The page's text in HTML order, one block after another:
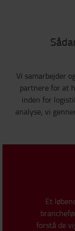
Vi samarbejder
partnere for at
inden for
analyse, vi
Et
forstå de